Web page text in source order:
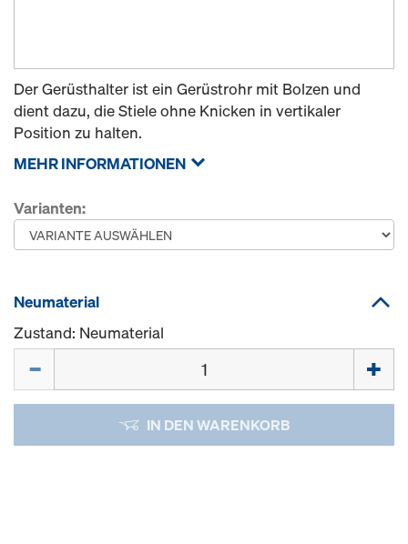
Der Gerüsthalter ist ein Gerüstrohr mit Bolzen und
dient dazu, die Stiele ohne Knicken in vertikaler
Position zu halten.
MEHR INFORMATIONEN
Varianten:
Neumaterial
Zustand: Neumaterial
IN DEN WARENKORB